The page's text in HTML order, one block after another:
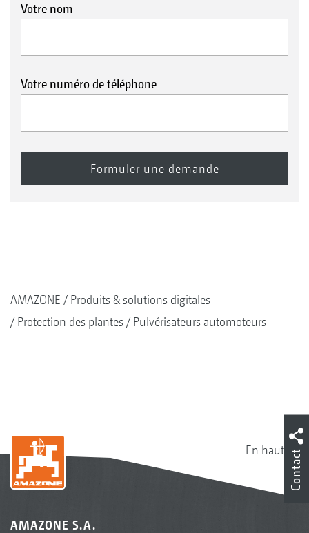
Votre nom
Votre numéro de téléphone
AMAZONE
Produits & solutions digitales
Protection des plantes
Pulvérisateurs automoteurs
En haut
AMAZONE S.A.
Contact